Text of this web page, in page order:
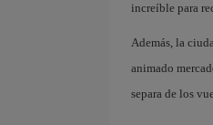
increíble para
Además, la
animado
separa de los